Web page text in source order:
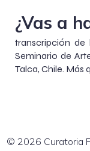
¿Vas a
transcripción
Seminario de
Talca, Chile. Más
© 2026 Curatoria